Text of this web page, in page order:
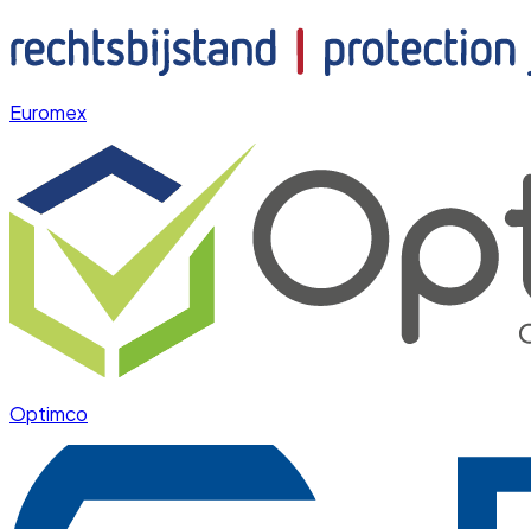
Euromex
Optimco